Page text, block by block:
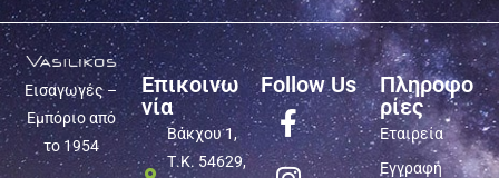
Εισαγωγές –
Εμπόριο από
το 1954
Επικοινω
νία
Βάκχου 1,
Τ.Κ. 54629,
Follow Us
Πληροφο
ρίες
Εταιρεία
Εγγραφή